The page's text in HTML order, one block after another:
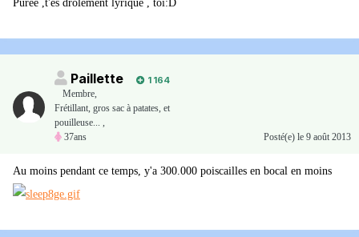
Purée ,t'es drôlement lyrique , toi:D
Paillette
1 164
Membre,
Frétillant, gros sac à patates, et
pouilleuse... ,
37ans
Posté(e) le 9 août 2013
Au moins pendant ce temps, y'a 300.000 poiscailles en bocal en moins